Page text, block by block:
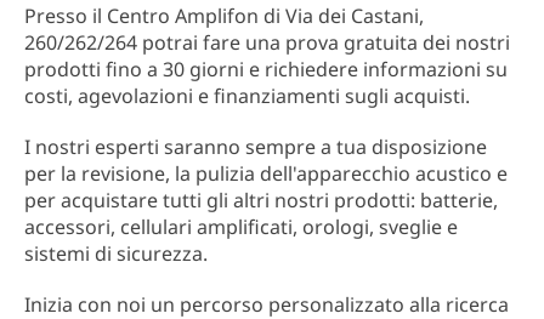
Presso il Centro Amplifon di Via dei Castani,
260/262/264 potrai fare una prova gratuita dei nostri
prodotti fino a 30 giorni e richiedere informazioni su
costi, agevolazioni e finanziamenti sugli acquisti.
I nostri esperti saranno sempre a tua disposizione
per la revisione, la pulizia dell'apparecchio acustico e
per acquistare tutti gli altri nostri prodotti: batterie,
accessori, cellulari amplificati, orologi, sveglie e
sistemi di sicurezza.
Inizia con noi un percorso personalizzato alla ricerca